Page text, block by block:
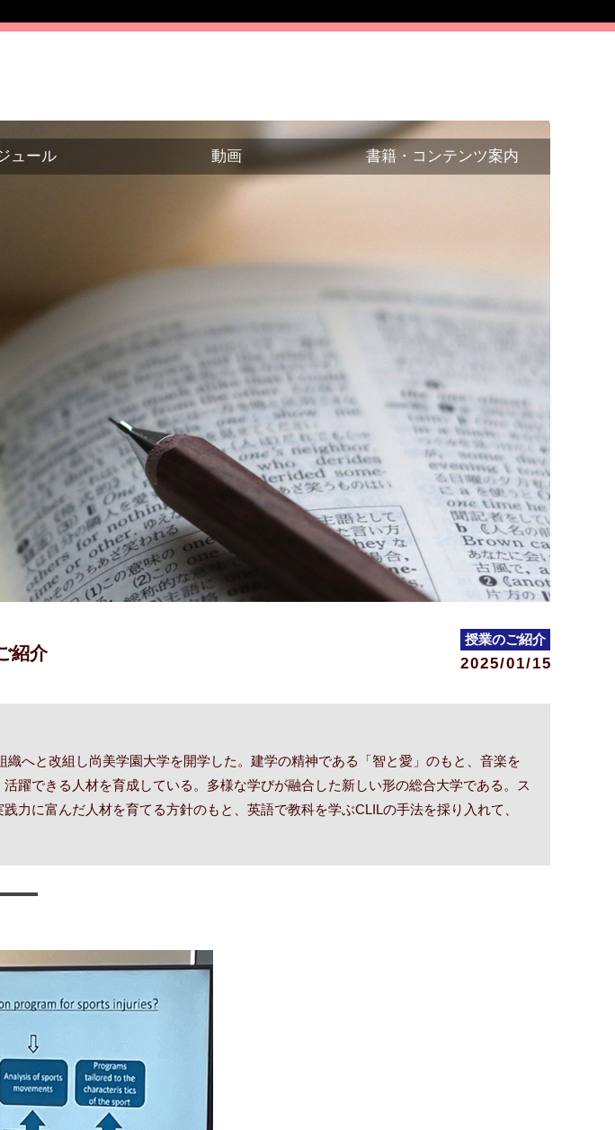
ュール 動画 書籍・コンテンツ案内
紹介
授業のご紹介
2025/01/15
へと改組し尚美学園大学を開学した。建学の精神である「智と愛」のもと、音楽を
躍できる人材を育成している。多様な学びが融合した新しい形の総合大学である。ス
に富んだ人材を育てる方針のもと、英語で教科を学ぶCLILの手法を採り入れて、